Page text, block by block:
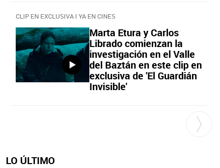
CLIP EN EXCLUSIVA I YA EN CINES
Marta Etura y Carlos
Librado comienzan la
investigación en el Valle
del Baztán en este clip en
exclusiva de 'El Guardián
Invisible'
LO ÚLTIMO